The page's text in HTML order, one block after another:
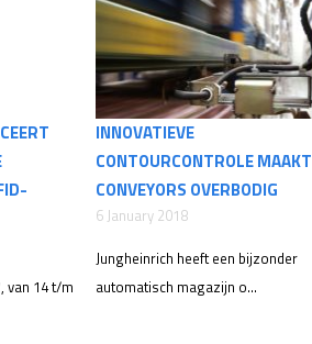
van 14 t/m
INNOVATIEVE
CONTOURCONTROLE MAAKT
CONVEYORS OVERBODIG
6 January 2018
Jungheinrich heeft een bijzonder
automatisch magazijn o...